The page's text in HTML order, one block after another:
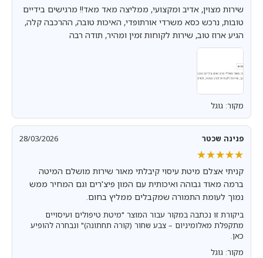
שירות מצוין, אדיב ומקצועי, ממליצה מאד מאד!! מרגישים בידיים
טובות, נרכש כסא משרדי אורתופדי, האיכות טובה, ההרכבה קלה,
הגיע ארוז טוב, שירות לקוחות זמין ומהיר, תודה רבה
מקור: גוגל
פנינה שכטר 28/03/2026
★★★★★
★★★★★
קניתי אצלם מיטת עיסוי קיבלתי מאור שירות מושלם המיטה
ברמה מאוד גבוהה ואיכותית עם המון פיצ'רים וגם המחיר ממש
נמוך לעומת התמורה שמקבלים ממליץ בחום.
ביקורת זו נכתבה במקור עבור המוצר "מיטת טיפולים ועיסויים
מתקפלת מאלומיניום – צבע שחור (קורה תחתונה)" ונבחרה להופיע
כאן.
מקור: גוגל